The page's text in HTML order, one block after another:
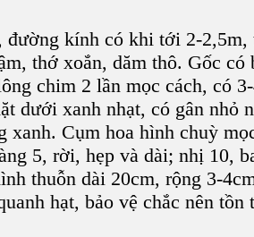
kính có khi tới 2-
thớ xoắn, dăm thô. Gốc có
chim 2 lần mọc cách, có
dưới xanh nhạt, có gân nhỏ
Cụm hoa hình chuỳ
5, rời, hẹp và dài; nhị 10,
thuỗn dài 20cm, rộng 3-
hạt, bảo vệ chắc nên